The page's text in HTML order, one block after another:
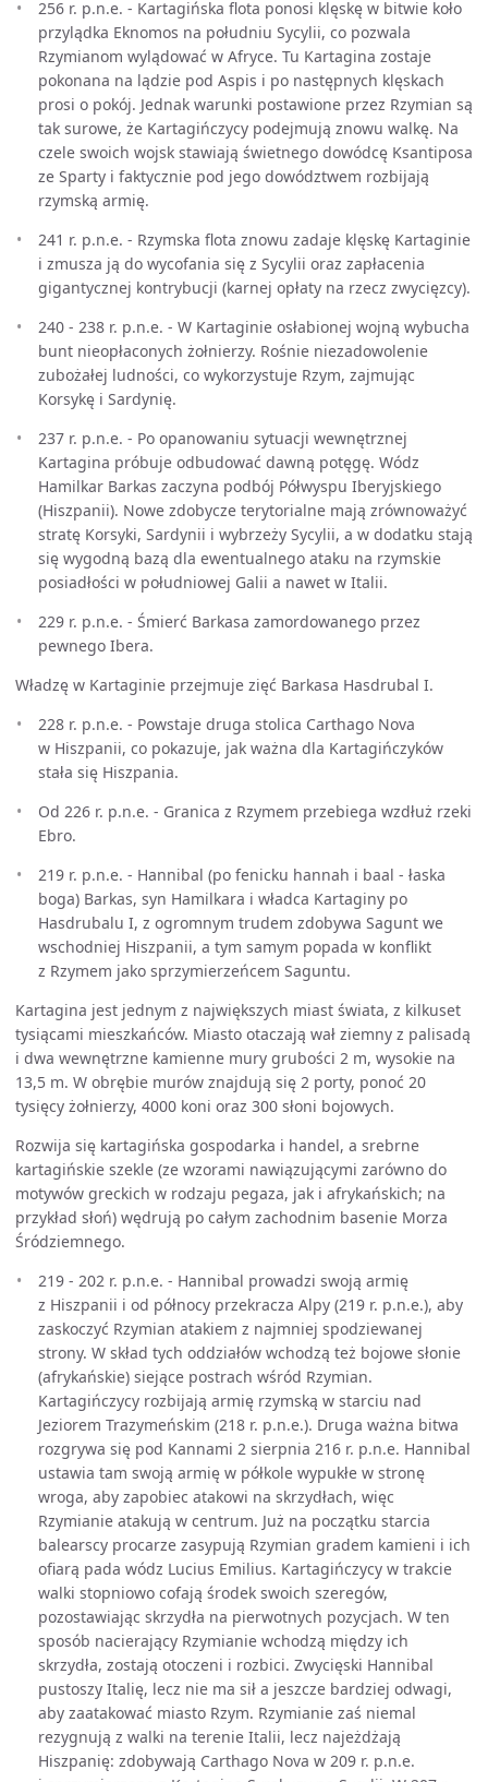
256 r. p.n.e. - Kartagińska flota ponosi klęskę w bitwie koło
przylądka Eknomos na południu Sycylii, co pozwala
Rzymianom wylądować w Afryce. Tu Kartagina zostaje
pokonana na lądzie pod Aspis i po następnych klęskach
prosi o pokój. Jednak warunki postawione przez Rzymian są
tak surowe, że Kartagińczycy podejmują znowu walkę. Na
czele swoich wojsk stawiają świetnego dowódcę Ksantiposa
ze Sparty i faktycznie pod jego dowództwem rozbijają
rzymską armię.
241 r. p.n.e. - Rzymska flota znowu zadaje klęskę Kartaginie
i zmusza ją do wycofania się z Sycylii oraz zapłacenia
gigantycznej kontrybucji (karnej opłaty na rzecz zwycięzcy).
240 - 238 r. p.n.e. - W Kartaginie osłabionej wojną wybucha
bunt nieopłaconych żołnierzy. Rośnie niezadowolenie
zubożałej ludności, co wykorzystuje Rzym, zajmując
Korsykę i Sardynię.
237 r. p.n.e. - Po opanowaniu sytuacji wewnętrznej
Kartagina próbuje odbudować dawną potęgę. Wódz
Hamilkar Barkas zaczyna podbój Półwyspu Iberyjskiego
(Hiszpanii). Nowe zdobycze terytorialne mają zrównoważyć
stratę Korsyki, Sardynii i wybrzeży Sycylii, a w dodatku stają
się wygodną bazą dla ewentualnego ataku na rzymskie
posiadłości w południowej Galii a nawet w Italii.
229 r. p.n.e. - Śmierć Barkasa zamordowanego przez
pewnego Ibera.
Władzę w Kartaginie przejmuje zięć Barkasa Hasdrubal I.
228 r. p.n.e. - Powstaje druga stolica Carthago Nova
w Hiszpanii, co pokazuje, jak ważna dla Kartagińczyków
stała się Hiszpania.
Od 226 r. p.n.e. - Granica z Rzymem przebiega wzdłuż rzeki
Ebro.
219 r. p.n.e. - Hannibal (po fenicku hannah i baal - łaska
boga) Barkas, syn Hamilkara i władca Kartaginy po
Hasdrubalu I, z ogromnym trudem zdobywa Sagunt we
wschodniej Hiszpanii, a tym samym popada w konflikt
z Rzymem jako sprzymierzeńcem Saguntu.
Kartagina jest jednym z największych miast świata, z kilkuset
tysiącami mieszkańców. Miasto otaczają wał ziemny z palisadą
i dwa wewnętrzne kamienne mury grubości 2 m, wysokie na
13,5 m. W obrębie murów znajdują się 2 porty, ponoć 20
tysięcy żołnierzy, 4000 koni oraz 300 słoni bojowych.
Rozwija się kartagińska gospodarka i handel, a srebrne
kartagińskie szekle (ze wzorami nawiązującymi zarówno do
motywów greckich w rodzaju pegaza, jak i afrykańskich; na
przykład słoń) wędrują po całym zachodnim basenie Morza
Śródziemnego.
219 - 202 r. p.n.e. - Hannibal prowadzi swoją armię
z Hiszpanii i od północy przekracza Alpy (219 r. p.n.e.), aby
zaskoczyć Rzymian atakiem z najmniej spodziewanej
strony. W skład tych oddziałów wchodzą też bojowe słonie
(afrykańskie) siejące postrach wśród Rzymian.
Kartagińczycy rozbijają armię rzymską w starciu nad
Jeziorem Trazymeńskim (218 r. p.n.e.). Druga ważna bitwa
rozgrywa się pod Kannami 2 sierpnia 216 r. p.n.e. Hannibal
ustawia tam swoją armię w półkole wypukłe w stronę
wroga, aby zapobiec atakowi na skrzydłach, więc
Rzymianie atakują w centrum. Już na początku starcia
balearscy procarze zasypują Rzymian gradem kamieni i ich
ofiarą pada wódz Lucius Emilius. Kartagińczycy w trakcie
walki stopniowo cofają środek swoich szeregów,
pozostawiając skrzydła na pierwotnych pozycjach. W ten
sposób nacierający Rzymianie wchodzą między ich
skrzydła, zostają otoczeni i rozbici. Zwycięski Hannibal
pustoszy Italię, lecz nie ma sił a jeszcze bardziej odwagi,
aby zaatakować miasto Rzym. Rzymianie zaś niemal
rezygnują z walki na terenie Italii, lecz najeżdżają
Hiszpanię: zdobywają Carthago Nova w 209 r. p.n.e.